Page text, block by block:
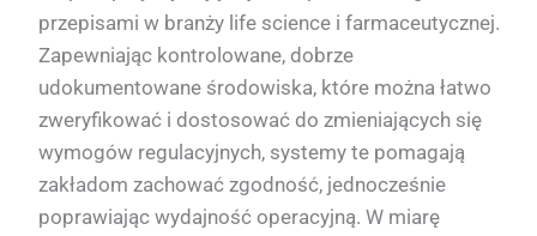
przepisami w branży life science i farmaceutycznej.
Zapewniając kontrolowane, dobrze
udokumentowane środowiska, które można łatwo
zweryfikować i dostosować do zmieniających się
wymogów regulacyjnych, systemy te pomagają
zakładom zachować zgodność, jednocześnie
poprawiając wydajność operacyjną. W miarę